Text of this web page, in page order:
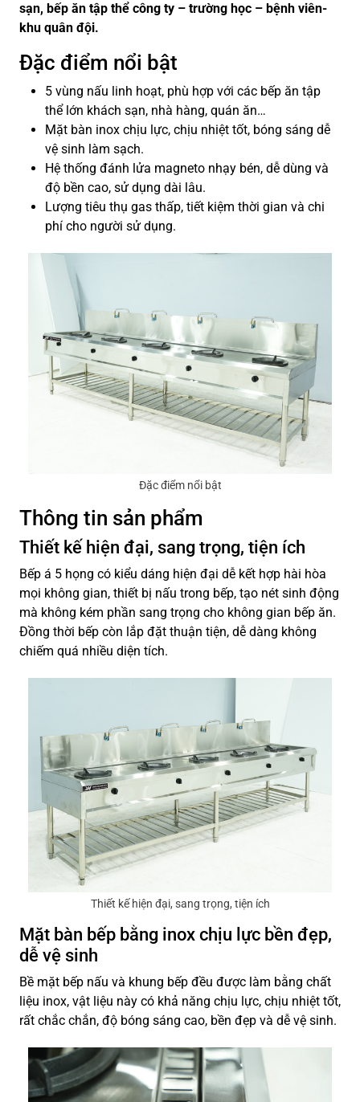
sạn, bếp ăn tập thể công ty – trường học – bệnh viên-
khu quân đội.
Đặc điểm nổi bật
5 vùng nấu linh hoạt, phù hợp với các bếp ăn tập
thể lớn khách sạn, nhà hàng, quán ăn…
Mặt bàn inox chịu lực, chịu nhiệt tốt, bóng sáng dễ
vệ sinh làm sạch.
Hệ thống đánh lửa magneto nhạy bén, dễ dùng và
độ bền cao, sử dụng dài lâu.
Lượng tiêu thụ gas thấp, tiết kiệm thời gian và chi
phí cho người sử dụng.
Đặc điểm nổi bật
Thông tin sản phẩm
Thiết kế hiện đại, sang trọng, tiện ích
Bếp á 5 họng có kiểu dáng hiện đại dễ kết hợp hài hòa
mọi không gian, thiết bị nấu trong bếp, tạo nét sinh động
mà không kém phần sang trọng cho không gian bếp ăn.
Đồng thời bếp còn lắp đặt thuận tiện, dễ dàng không
chiếm quá nhiều diện tích.
Thiết kế hiện đại, sang trọng, tiện ích
Mặt bàn bếp bằng inox chịu lực bền đẹp,
dễ vệ sinh
Bề mặt bếp nấu và khung bếp đều được làm bằng chất
liệu inox, vật liệu này có khả năng chịu lực, chịu nhiệt tốt,
rất chắc chắn, độ bóng sáng cao, bền đẹp và dễ vệ sinh.